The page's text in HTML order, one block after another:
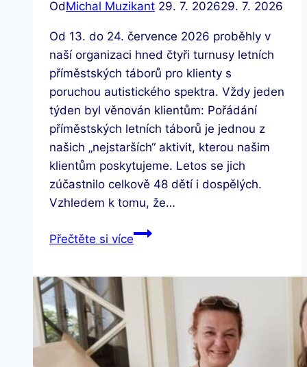
OdMichal Muzikant 29. 7. 202629. 7. 2026
Od 13. do 24. července 2026 proběhly v
naší organizaci hned čtyři turnusy letních
příměstských táborů pro klienty s
poruchou autistického spektra. Vždy jeden
týden byl věnován klientům: Pořádání
příměstských letních táborů je jednou z
našich „nejstarších“ aktivit, kterou našim
klientům poskytujeme. Letos se jich
zúčastnilo celkově 48 dětí i dospělých.
Vzhledem k tomu, že…
Přečtěte si víceSkončily
tábory